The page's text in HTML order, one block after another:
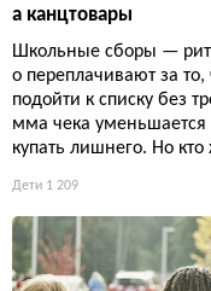
а канцтовары
Школьные сборы —
о переплачивают за
подойти к списку без
мма чека уменьшается
купать лишнего. Но кто
Дети 1 209